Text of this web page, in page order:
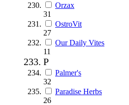
Orzax
31
OstroVit
27
Our Daily Vites
11
P
Palmer's
32
Paradise Herbs
26